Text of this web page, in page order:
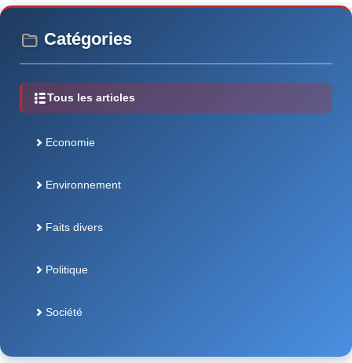
Catégories
Tous les articles
Economie
Environnement
Faits divers
Politique
Société